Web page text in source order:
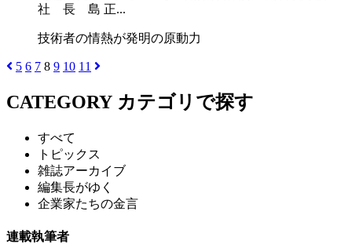
社 長 島 正...
技術者の情熱が発明の原動力
5 6 7 8 9 10 11
CATEGORY カテゴリで探す
すべて
トピックス
雑誌アーカイブ
編集長がゆく
企業家たちの金言
連載執筆者